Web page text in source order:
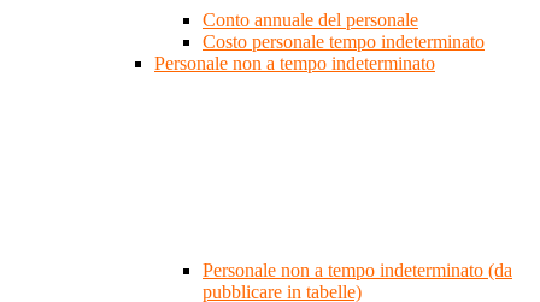
Conto annuale del personale
Costo personale tempo indeterminato
Personale non a tempo indeterminato
Personale non a tempo indeterminato (da
pubblicare in tabelle)